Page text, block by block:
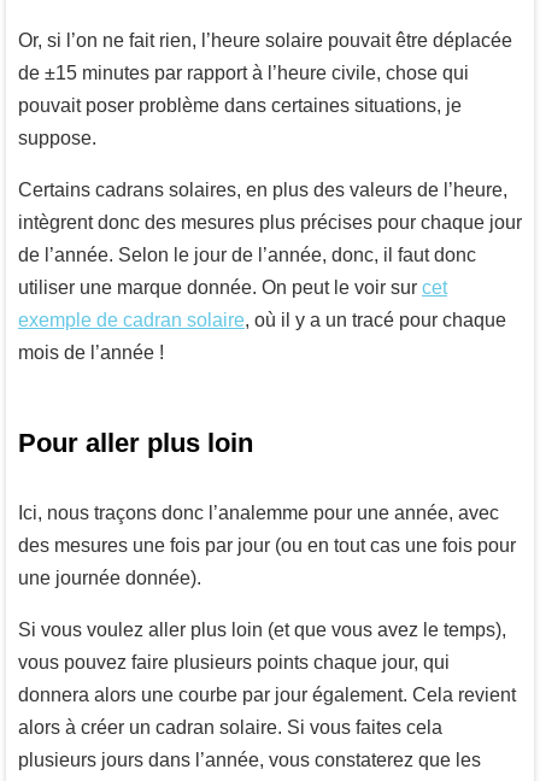
Or, si l’on ne fait rien, l’heure solaire pouvait être déplacée
de ±15 minutes par rapport à l’heure civile, chose qui
pouvait poser problème dans certaines situations, je
suppose.
Certains cadrans solaires, en plus des valeurs de l’heure,
intègrent donc des mesures plus précises pour chaque jour
de l’année. Selon le jour de l’année, donc, il faut donc
utiliser une marque donnée. On peut le voir sur cet
exemple de cadran solaire, où il y a un tracé pour chaque
mois de l’année !
Pour aller plus loin
Ici, nous traçons donc l’analemme pour une année, avec
des mesures une fois par jour (ou en tout cas une fois pour
une journée donnée).
Si vous voulez aller plus loin (et que vous avez le temps),
vous pouvez faire plusieurs points chaque jour, qui
donnera alors une courbe par jour également. Cela revient
alors à créer un cadran solaire. Si vous faites cela
plusieurs jours dans l’année, vous constaterez que les